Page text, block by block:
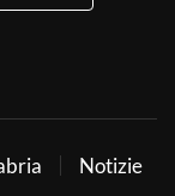
Notizie